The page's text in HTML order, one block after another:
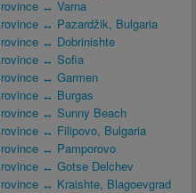
↔ Varna
↔ Pazardžik, Bulgaria
↔ Dobrinishte
↔ Sofia
↔ Garmen
↔ Burgas
↔ Sunny Beach
↔ Filipovo, Bulgaria
↔ Pamporovo
↔ Gotse Delchev
↔ Kraishte, Blagoevgrad